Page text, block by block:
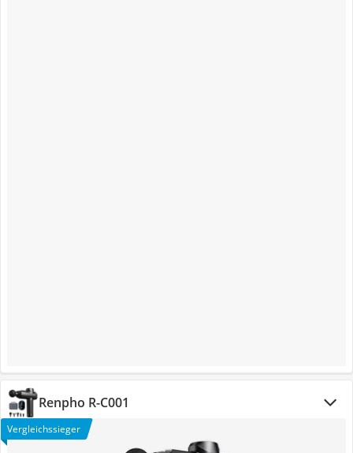
Renpho R-C001
Vergleichssieger